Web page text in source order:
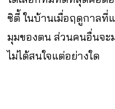
ซิตี้ ในบ้านเมื่อฤดูกาลที่
มุมของตน ส่วนคนอื่นจะม
ไม่ได้สนใจแต่อย่างใด